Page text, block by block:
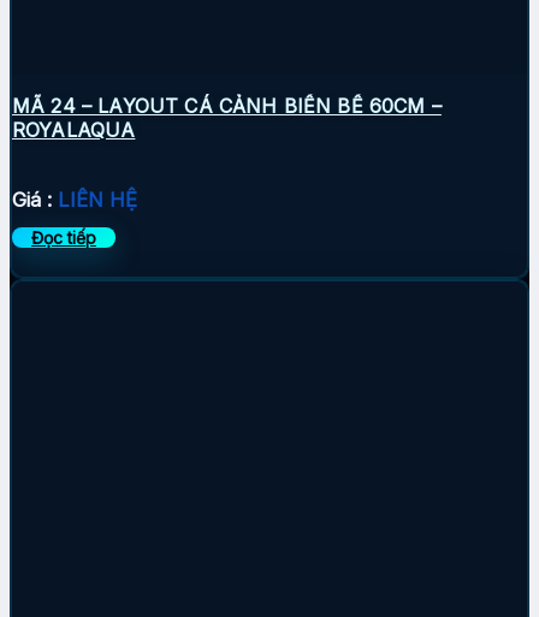
MÃ 24 – LAYOUT CÁ CẢNH BIỂN BỂ 60CM –
ROYALAQUA
Giá : LIÊN HỆ
Đọc tiếp